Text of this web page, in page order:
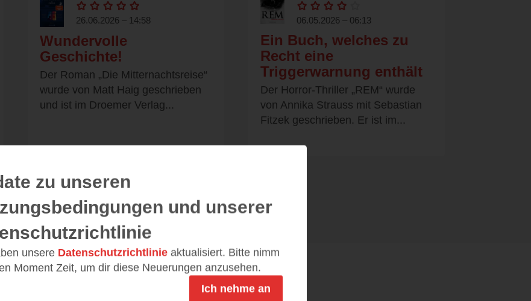
26.06.2026 – 14:58
Wundervolle
Geschichte!
Der Roman „Die Mitternachtsreise“
wurde von Matt Haig geschrieben
und ist im Droemer Verlag...
06.05.2026 – 06:13
Ein Buch, welches zu
Recht eine
Triggerwarnung enthält
Der Horror-Thriller „REM“ wurde
von Annika Strauss mit Sebastian
Fitzek geschrieben. Er ist im...
Alle 102 Rezensionen anzeigen
Leseeindrücke
zu unseren
und unserer
unsere Datenschutzrichtlinie aktualisiert. Bitte nimm
Moment Zeit, um dir diese Neuerungen anzusehen.
Ich nehme an